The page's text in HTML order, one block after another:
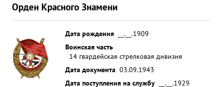
Орден Красного Знамени
Дата рождения
__.__.1909
Воинская часть
14 гвардейская стрелковая дивизия
Дата документа 03.09.1943
Дата поступления на службу
__.__.1929